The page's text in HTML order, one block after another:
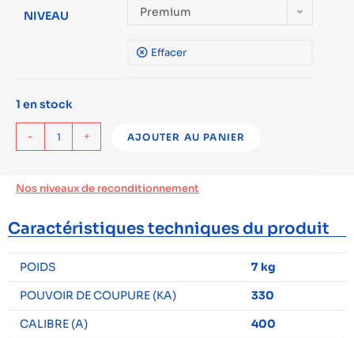
NIVEAU Premium
Effacer
1 en stock
- + AJOUTER AU PANIER
Nos niveaux de reconditionnement
Caractéristiques techniques du produit
POIDS
7 kg
POUVOIR DE COUPURE (KA)
330
CALIBRE (A)
400